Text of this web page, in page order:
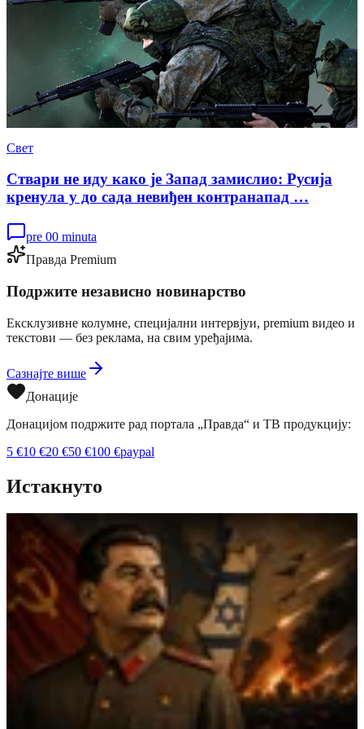
Свет
Ствари не иду како је Запад замислио: Русија
кренула у до сада невиђен контранапад …
pre 00 minuta
Правда Premium
Подржите независно новинарство
Ексклузивне колумне, специјални интервјуи, premium видео и
текстови — без реклама, на свим уређајима.
Сазнајте више
Донације
Донацијом подржите рад портала „Правда“ и ТВ продукцију:
5 €10 €20 €50 €100 €paypal
Истакнуто